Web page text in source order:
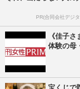
PR(合同会社デジ
《佳子
体験の母